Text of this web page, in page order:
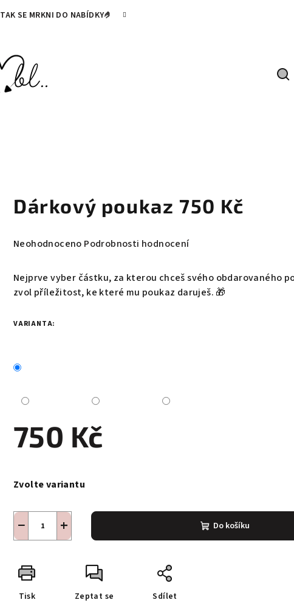
SE MRKNI DO NABÍDKY🤌
Dárkový poukaz 750 Kč
Průměrné
produktu
Neohodnoceno Podrobnosti hodnocení
Nejprve vyber částku, za kterou chceš svého obdarovaného
zvol příležitost, ke které mu poukaz daruješ. 🎁
VARIANTA:
750 Kč
cena:
Zvolte variantu
+
− Do košíku
Tisk Zeptat se Sdílet